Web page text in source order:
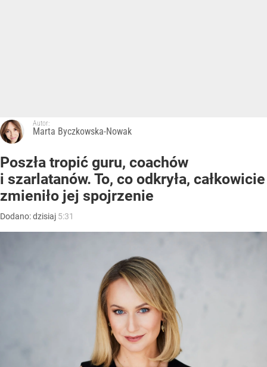
Autor:
Marta Byczkowska-Nowak
Poszła tropić guru, coachów
i szarlatanów. To, co odkryła, całkowicie
zmieniło jej spojrzenie
Dodano:dzisiaj 5:31